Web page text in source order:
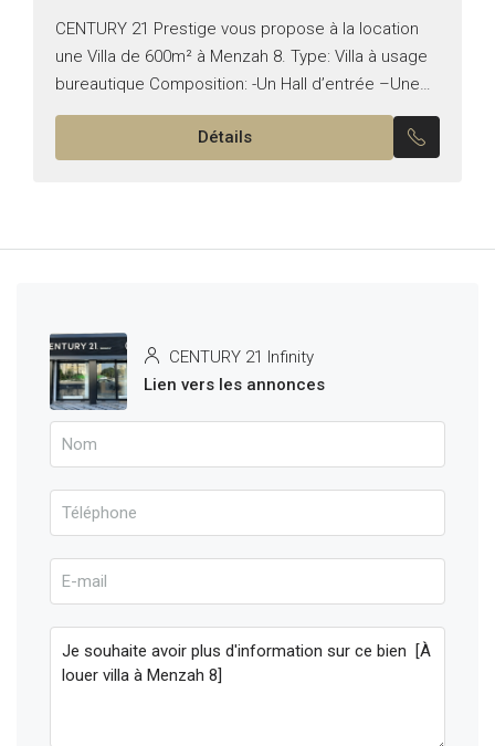
CENTURY 21 Prestige vous propose à la location
une Villa de 600m² à Menzah 8. Type: Villa à usage
bureautique Composition: -Un Hall d’entrée –Une
Salon –Un Séjour –Une salle d’eau *...
Détails
CENTURY 21 Infinity
Lien vers les annonces